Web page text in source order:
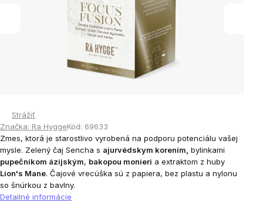
Strážiť
Značka: Ra HyggeKód: 69633
Zmes, ktorá je starostlivo vyrobená na podporu potenciálu vašej
mysle. Zelený čaj Sencha s ajurvédskym korením, bylinkami
pupečníkom ázijským, bakopou monieri a extraktom z huby
Lion's Mane. Čajové vrecúška sú z papiera, bez plastu a nylonu
so šnúrkou z bavlny.
Detailné informácie